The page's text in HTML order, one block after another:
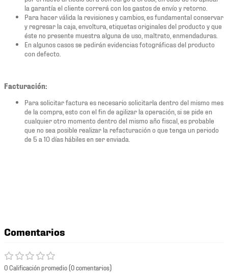
la garantía el cliente correrá con los gastos de envío y retorno.
Para hacer válida la revisiones y cambios, es fundamental conservar
y regresar la caja, envoltura, etiquetas originales del producto y que
éste no presente muestra alguna de uso, maltrato, enmendaduras.
En algunos casos se pedirán evidencias fotográficas del producto
con defecto.
Facturación:
Para solicitar factura es necesario solicitarla dentro del mismo mes
de la compra, esto con el fin de agilizar la operación, si se pide en
cualquier otro momento dentro del mismo año fiscal, es probable
que no sea posible realizar la refacturación o que tenga un periodo
de 5 a 10 días hábiles en ser enviada.
Comentarios
0 Calificación promedio(0 comentarios)